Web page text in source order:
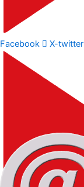
Facebook X-twitter